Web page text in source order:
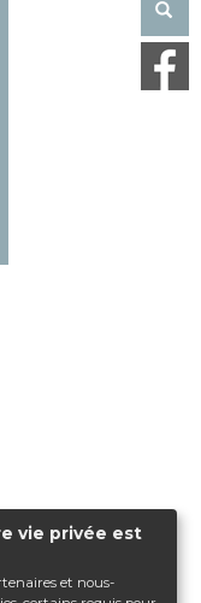
vie privée est
et nous-